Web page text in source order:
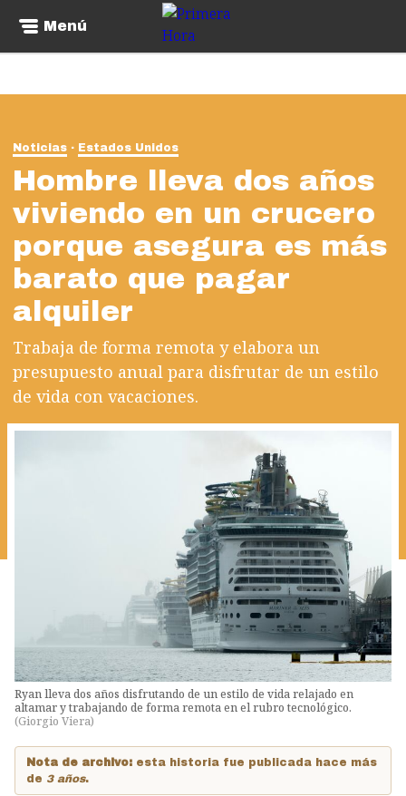
Menú
Noticias Estados Unidos
Hombre lleva dos años
viviendo en un crucero
porque asegura es más
barato que pagar
alquiler
Trabaja de forma remota y elabora un
presupuesto anual para disfrutar de un estilo
de vida con vacaciones.
Ryan lleva dos años disfrutando de un estilo de vida relajado en
altamar y trabajando de forma remota en el rubro tecnológico.
(Giorgio Viera)
Nota de archivo: esta historia fue publicada hace más
de 3 años.